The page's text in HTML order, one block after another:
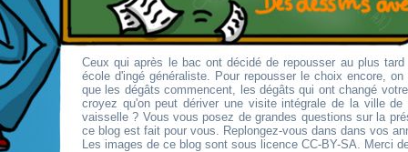
Ceux qui après le bac ont décidé de repousser au plus
école d'ingé généraliste. Pour repousser le choix encore,
que les dégâts commencent, les dégâts qui ont changé
croyez qu'on peut dériver une visite intégrale de la ville
vaisselle ? Vous vous posez de grandes questions sur la
ce blog est fait pour vous. Replongez-vous dans dans vos
Les images de ce blog sont sous licence CC-BY-SA. Merci